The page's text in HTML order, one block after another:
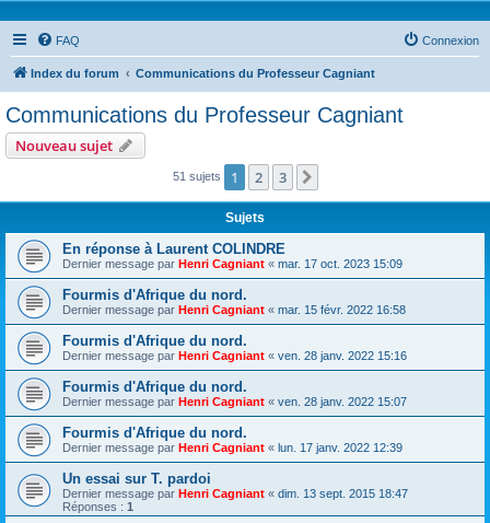
FAQ Connexion
Index du forum Communications du Professeur Cagniant
Communications du Professeur Cagniant
Nouveau sujet
51 sujets 1 2 3
Sujets
En réponse à Laurent COLINDRE
Dernier message par Henri Cagniant « mar. 17 oct. 2023 15:09
Fourmis d'Afrique du nord.
Dernier message par Henri Cagniant « mar. 15 févr. 2022 16:58
Fourmis d'Afrique du nord.
Dernier message par Henri Cagniant « ven. 28 janv. 2022 15:16
Fourmis d'Afrique du nord.
Dernier message par Henri Cagniant « ven. 28 janv. 2022 15:07
Fourmis d'Afrique du nord.
Dernier message par Henri Cagniant « lun. 17 janv. 2022 12:39
Un essai sur T. pardoi
Dernier message par Henri Cagniant « dim. 13 sept. 2015 18:47
Réponses : 1